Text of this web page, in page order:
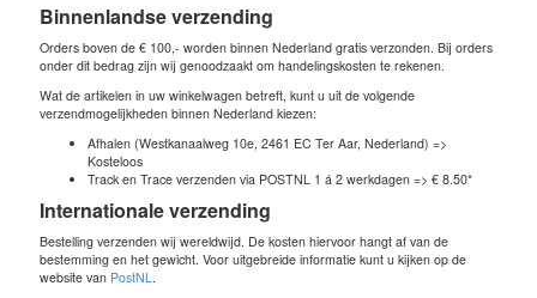
Binnenlandse verzending
Orders boven de € 100,- worden binnen Nederland gratis verzonden. Bij orders
onder dit bedrag zijn wij genoodzaakt om handelingskosten te rekenen.
Wat de artikelen in uw winkelwagen betreft, kunt u uit de volgende
verzendmogelijkheden binnen Nederland kiezen:
Afhalen (Westkanaalweg 10e, 2461 EC Ter Aar, Nederland) =>
Kosteloos
Track en Trace verzenden via POSTNL 1 á 2 werkdagen => € 8.50*
Internationale verzending
Bestelling verzenden wij wereldwijd. De kosten hiervoor hangt af van de
bestemming en het gewicht. Voor uitgebreide informatie kunt u kijken op de
website van PostNL